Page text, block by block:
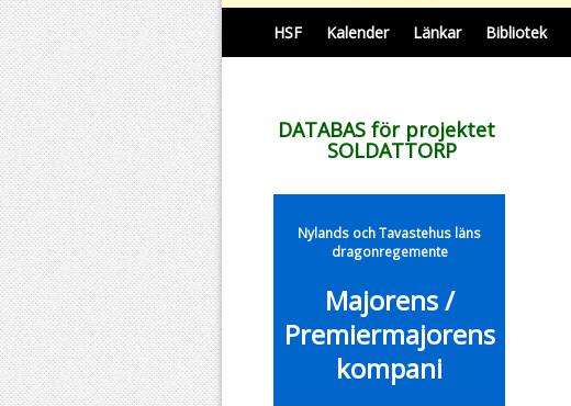
HSF Kalender Länkar Bibliotek
DATABAS för projektet
SOLDATTORP
Nylands och Tavastehus läns
dragonregemente
Majorens /
Premiermajorens
kompani